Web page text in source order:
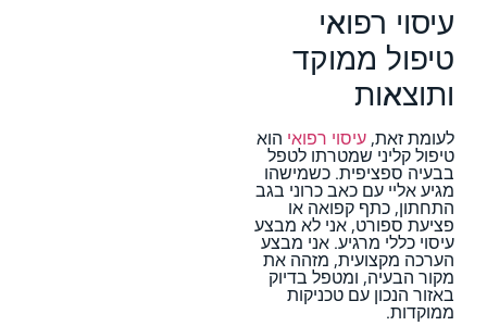
עיסוי רפואי
טיפול ממוקד
ותוצאות
לעומת זאת, עיסוי רפואי הוא
טיפול קליני שמטרתו לטפל
בבעיה ספציפית. כשמישהו
מגיע אליי עם כאב כרוני בגב
התחתון, כתף קפואה או
פציעת ספורט, אני לא מבצע
עיסוי כללי מרגיע. אני מבצע
הערכה מקצועית, מזהה את
מקור הבעיה, ומטפל בדיוק
באזור הנכון עם טכניקות
ממוקדות.